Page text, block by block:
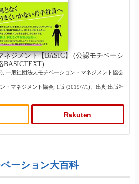
ネジメント【BASIC】 (公認モチベーシ
BASICTEXT)
一般社団法人モチベーション・マネジメント協会
・マネジメント協会; 1版 (2019/7/1)、出典:出版社
Rakuten
ーション大百科